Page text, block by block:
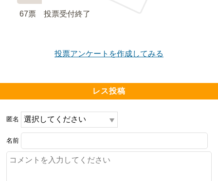
67票 投票受付終了
投票アンケートを作成してみる
レス投稿
匿名
名前